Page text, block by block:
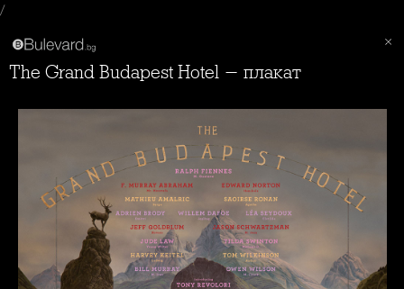
/
The Grand Budapest Hotel - плакат